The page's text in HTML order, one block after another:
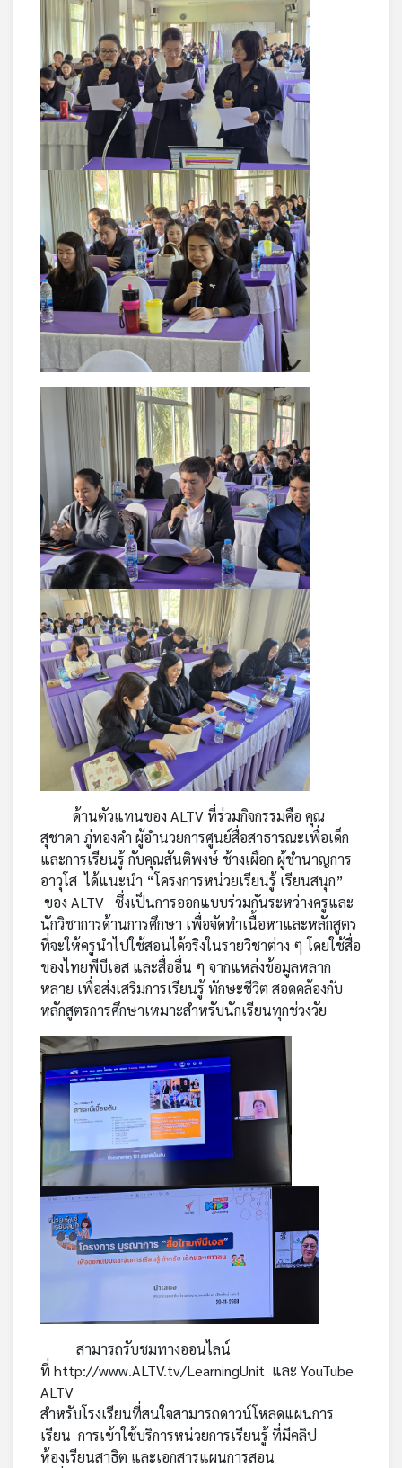
ด้านตัวแทนของ ALTV ที่ร่วมกิจกรรมคือ คุณ
สุชาดา ภู่ทองคำ ผู้อำนวยการศูนย์สื่อสาธารณะเพื่อเด็ก
และการเรียนรู้ กับคุณสันติพงษ์ ช้างเผือก ผู้ชำนาญการ
อาวุโส ได้แนะนำ “โครงการหน่วยเรียนรู้ เรียนสนุก”
ของ ALTV ซึ่งเป็นการออกแบบร่วมกันระหว่างครูและ
นักวิชาการด้านการศึกษา เพื่อจัดทำเนื้อหาและหลักสูตร
ที่จะให้ครูนำไปใช้สอนได้จริงในรายวิชาต่าง ๆ โดยใช้สื่อ
ของไทยพีบีเอส และสื่ออื่น ๆ จากแหล่งข้อมูลหลาก
หลาย เพื่อส่งเสริมการเรียนรู้ ทักษะชีวิต สอดคล้องกับ
หลักสูตรการศึกษาเหมาะสำหรับนักเรียนทุกช่วงวัย
สามารถรับชมทางออนไลน์
ที่ http://www.ALTV.tv/LearningUnit และ YouTube
ALTV
สำหรับโรงเรียนที่สนใจสามารถดาวน์โหลดแผนการ
เรียน การเข้าใช้บริการหน่วยการเรียนรู้ ที่มีคลิป
ห้องเรียนสาธิต และเอกสารแผนการสอน